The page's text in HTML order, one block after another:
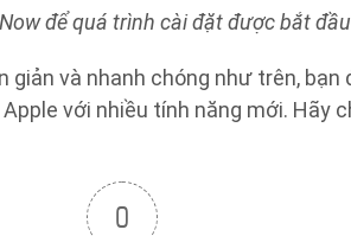
để quá trình cài đặt được bắt đầu
giản và nhanh chóng như trên,
với nhiều tính năng mới. Hãy
0